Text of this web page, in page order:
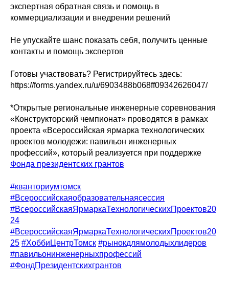
экспертная обратная связь и помощь в
коммерциализации и внедрении решений
Не упускайте шанс показать себя, получить ценные
контакты и помощь экспертов
Готовы участвовать? Регистрируйтесь здесь:
https://forms.yandex.ru/u/6903488b068ff09342626047/
*Открытые региональные инженерные соревнования
«Конструкторский чемпионат» проводятся в рамках
проекта «Всероссийская ярмарка технологических
проектов молодежи: павильон инженерных
профессий», который реализуется при поддержке
Фонда президентских грантов
#кванториумтомск
#Всероссийскаяобразовательнаясессия
#ВсероссийскаяЯрмаркаТехнологическихПроектов20
24
#ВсероссийскаяЯрмаркаТехнологическихПроектов20
25 #ХоббиЦентрТомск #рынокдлямолодыхлидеров
#павильонинженерныхпрофессий
#ФондПрезидентскихгрантов